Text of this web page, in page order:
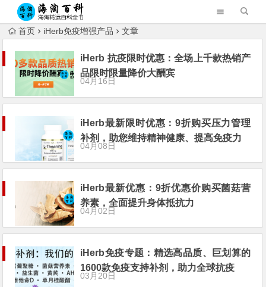
首页 iHerb免疫增强产品 文章
iHerb 抗疫限时优惠：全场上千款热销产
品限时限量降价大酬宾
04月16日
iHerb最新限时优惠：9折购买压力管理
补剂，助您维持精神健康、提高免疫力
04月08日
iHerb最新优惠：9折优惠价购买菌菇营
养素，全面提升身体抵抗力
04月02日
iHerb免疫专题：精选高品质、巨划算的
1600款免疫支持补剂，助力全球抗疫
03月20日